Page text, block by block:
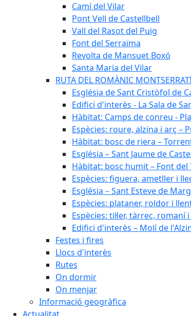
Camí del Vilar
Pont Vell de Castellbell
Vall del Rasot del Puig
Font del Serraïma
Revolta de Mansuet Boxó
Santa Maria del Vilar
RUTA DEL ROMÀNIC
Església de Sant Cristòfol de
Edifici d'interès - La Sala de
Hàbitat: Camps de conreu -
Espècies: roure, alzina i arç –
Hàbitat: bosc de riera –
Església – Sant Jaume de
Hàbitat: bosc humit – Font del
Espècies: figuera, ametller i
Església – Sant Esteve de
Espècies: plataner, roldor i
Espècies: til·ler, tàrrec,
Edifici d'interès – Molí de
Festes i fires
Llocs d'interès
Rutes
On dormir
On menjar
Informació geogràfica